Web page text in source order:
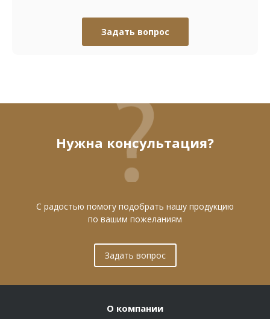
Задать вопрос
Нужна консультация?
С радостью помогу подобрать нашу продукцию
по вашим пожеланиям
Задать вопрос
О компании